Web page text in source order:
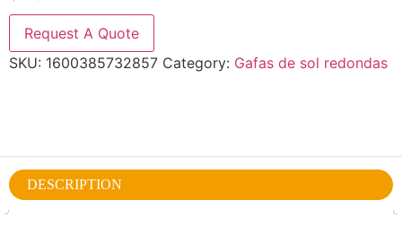
Request A Quote
SKU: 1600385732857 Category: Gafas de sol redondas
DESCRIPTION